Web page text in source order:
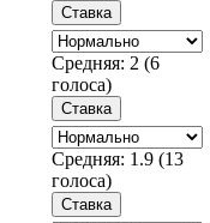
Средняя: 2 (6
голоса)
Средняя: 1.9 (13
голоса)